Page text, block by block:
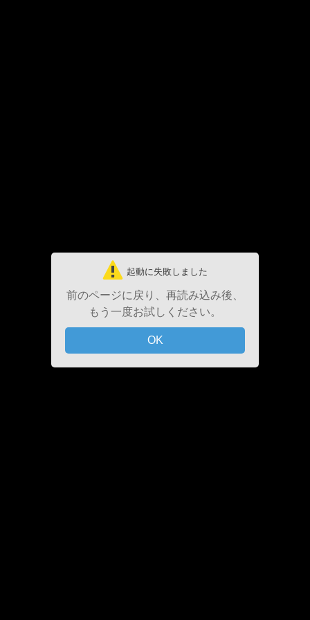
起動に失敗しました
前のページに戻り、再読み込み後、
もう一度お試しください。
OK